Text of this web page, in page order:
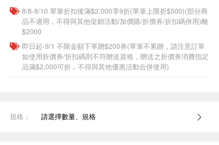
8/8-8/10 單筆折扣後滿$2,000享9折(單筆上限折$500)(部分商
品不適用，不得與其他促銷活動/加價購/折價券/折扣碼併用)離
$2000
即日起-9/1 不限金額下單贈$200券(單筆不累贈，請注意訂單
如使用折價券/折扣碼則不符贈送資格，贈送之折價券消費指定
品滿$2,000可折，不得與其他優惠活動合併使用)
規格： 請選擇數量、規格